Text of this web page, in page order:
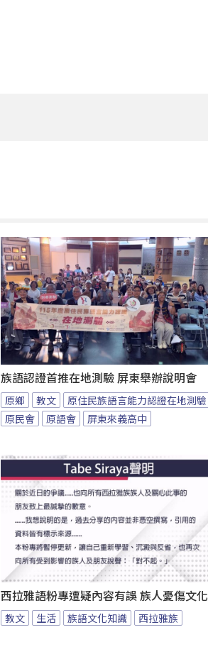
族語認證首推在地測驗 屏東舉辦說明會
原鄉 教文
原住民族語言能力認證在地測驗
原民會
原語會 屏東來義高中
西拉雅語粉專遭疑內容有誤 族人憂傷文化
教文 生活 族語文化知識 西拉雅族